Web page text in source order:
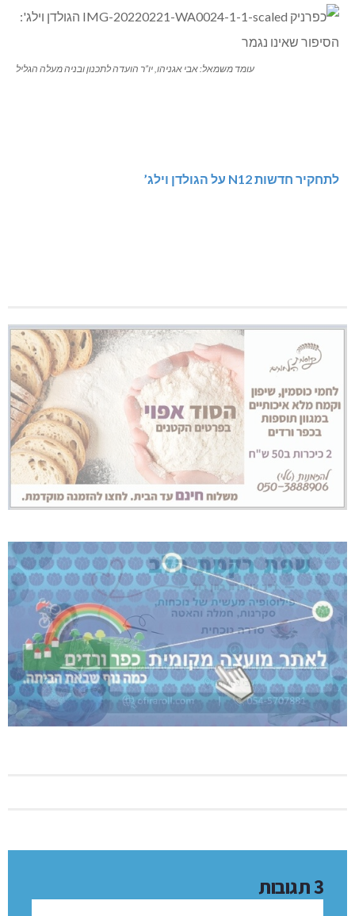
עומד משמאל: אבי אגניהו, יו”ר הועדה לתכנון ובניה מעלה הגליל
לתחקיר חדשות N12 על הגולדן וילג’
3 תגובות